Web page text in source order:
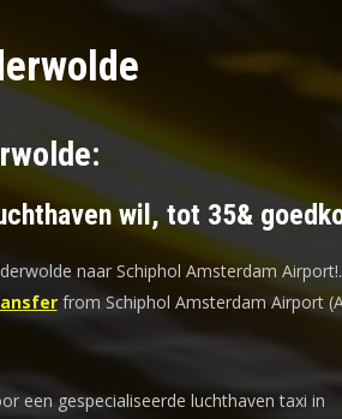
wil, tot 35&
naar Schiphol Amsterdam Airport!.
from Schiphol Amsterdam Airport
een gespecialiseerde luchthaven taxi in